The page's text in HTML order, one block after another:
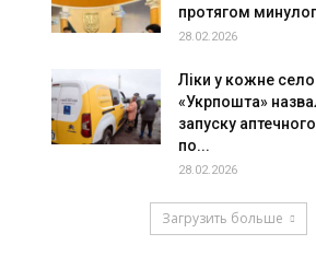
протягом
28.02.2026
Ліки у кожне
«Укрпошта»
запуску
по...
28.02.2026
Загрузить больше